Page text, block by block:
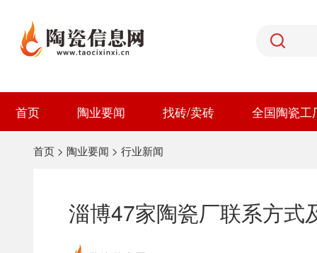
首页 陶业要闻 找砖/卖砖 全国陶瓷工
首页 > 陶业要闻 > 行业新闻
淄博47家陶瓷厂联系方式